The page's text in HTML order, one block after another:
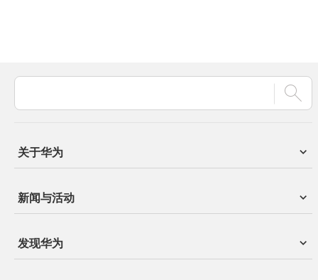
关于华为
新闻与活动
发现华为